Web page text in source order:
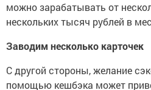
можно зарабатывать от
нескольких тысяч рублей в
Заводим несколько карточек
С другой стороны, желание
помощью кешбэка может